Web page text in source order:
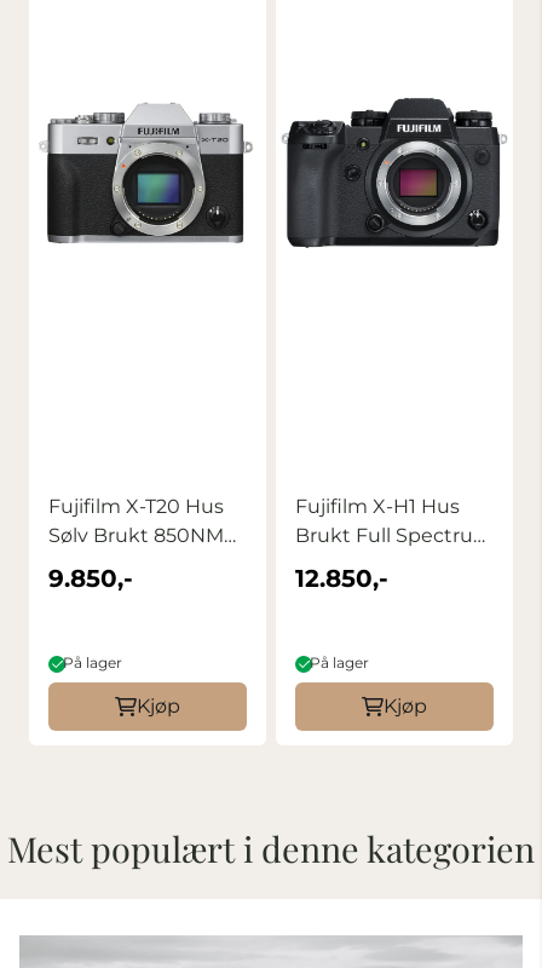
Fujifilm X-T20 Hus
Sølv Brukt 850NM
konvertert ...
9.850,-
På lager
Kjøp
Fujifilm X-H1 Hus
Brukt Full Spectrum
konvertert ...
12.850,-
På lager
Kjøp
Mest populært i denne kategorien